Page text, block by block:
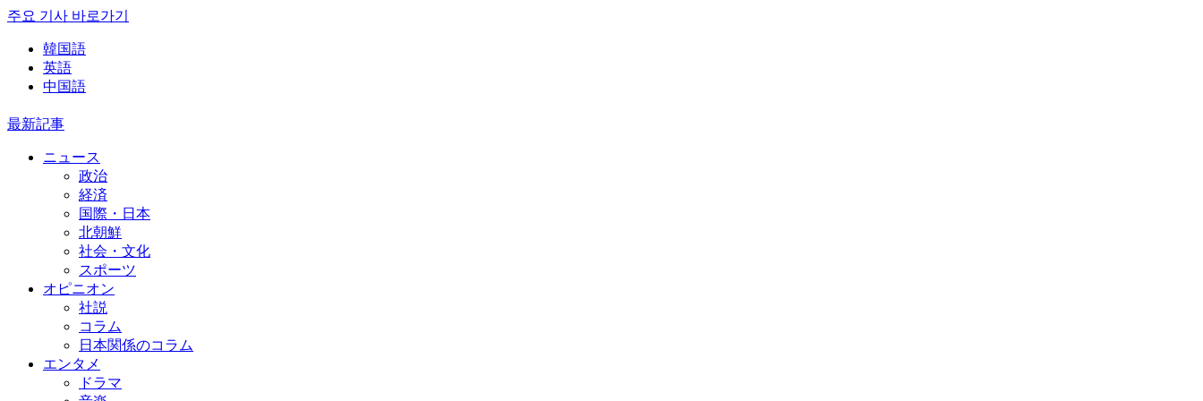
주요 기사 바로가기
韓国語
英語
中国語
最新記事
ニュース
政治
経済
国際・日本
北朝鮮
社会・文化
スポーツ
オピニオン
社説
コラム
日本関係のコラム
エンタメ
ドラマ